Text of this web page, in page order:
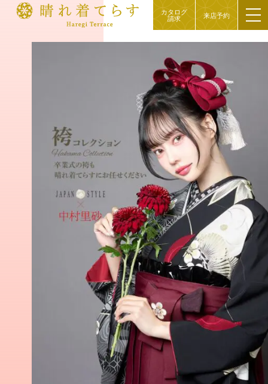
カタログ
請求 来店予約